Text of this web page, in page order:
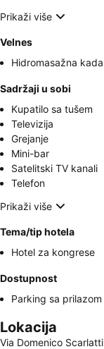
Prikaži više
Velnes
Hidromasažna kada
Sadržaji u sobi
Kupatilo sa tušem
Televizija
Grejanje
Mini-bar
Satelitski TV kanali
Telefon
Prikaži više
Tema/tip hotela
Hotel za kongrese
Dostupnost
Parking sa
Lokacija
Via Domenico